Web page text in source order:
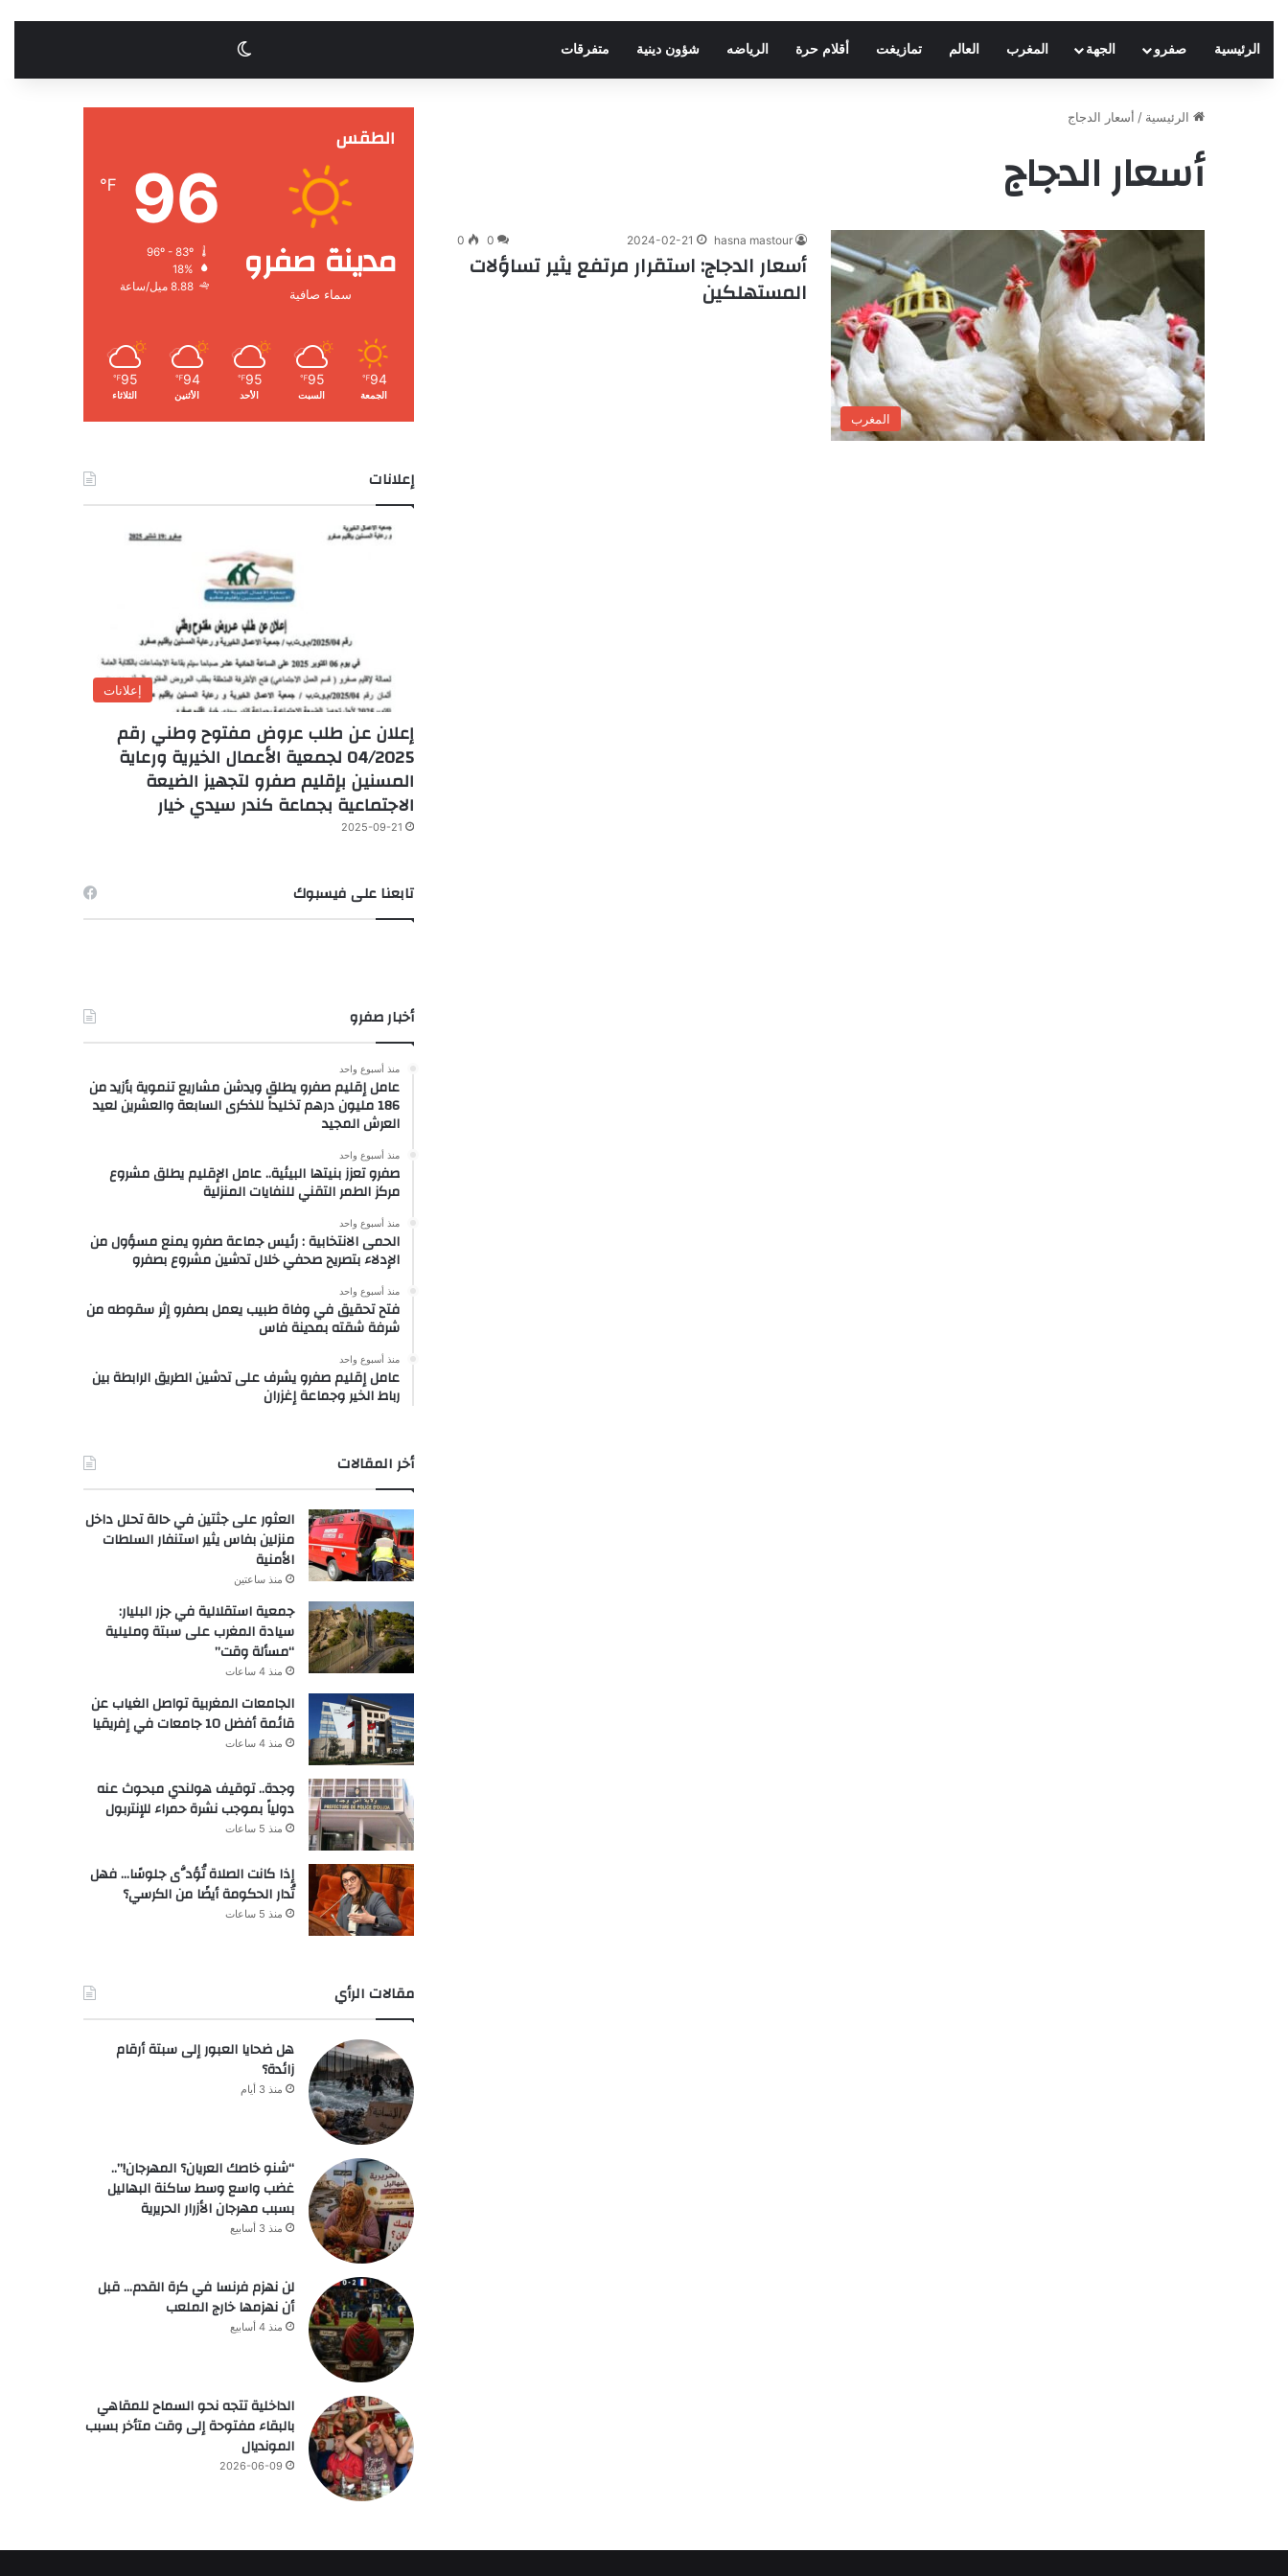
الرئيسية صفرو الجهة المغرب العالم تمازيغت أقلام حرة الرياضه شؤون دينية متفرقات الوضع المظلم
الرئيسية / أسعار الدجاج
أسعار الدجاج
المغرب
hasna mastour
2024-02-21
0
0
أسعار الدجاج: استقرار مرتفع يثير تساؤلات
المستهلكين
الطقس
مدينة صفرو
سماء صافية
96
℉
18%
8.88 ميل/ساعة
94
℉
الجمعة
95
℉
السبت
95
℉
الأحد
94
℉
الأثنين
95
℉
الثلاثاء
إعلانات
إعلانات
إعلان عن طلب عروض مفتوح وطني رقم
04/2025 لجمعية الأعمال الخيرية ورعاية
المسنين بإقليم صفرو لتجهيز الضيعة
الاجتماعية بجماعة كندر سيدي خيار
2025-09-21
تابعنا على فيسبوك
أخبار صفرو
منذ أسبوع واحد
عامل إقليم صفرو يطلق ويدشن مشاريع تنموية بأزيد من
186 مليون درهم تخليداً للذكرى السابعة والعشرين لعيد
العرش المجيد
منذ أسبوع واحد
صفرو تعزز بنيتها البيئية.. عامل الإقليم يطلق مشروع
مركز الطمر التقني للنفايات المنزلية
منذ أسبوع واحد
الحمى الانتخابية : رئيس جماعة صفرو يمنع مسؤول من
الإدلاء بتصريح صحفي خلال تدشين مشروع بصفرو
منذ أسبوع واحد
فتح تحقيق في وفاة طبيب يعمل بصفرو إثر سقوطه من
شرفة شقته بمدينة فاس
منذ أسبوع واحد
عامل إقليم صفرو يشرف على تدشين الطريق الرابطة بين
رباط الخير وجماعة إغزران
أخر المقالات
العثور على جثتين في حالة تحلل داخل
منزلين بفاس يثير استنفار السلطات
الأمنية
منذ ساعتين
جمعية استقلالية في جزر البليار:
سيادة المغرب على سبتة ومليلية
“مسألة وقت”
منذ 4 ساعات
الجامعات المغربية تواصل الغياب عن
قائمة أفضل 10 جامعات في إفريقيا
منذ 4 ساعات
وجدة.. توقيف هولندي مبحوث عنه
دولياً بموجب نشرة حمراء للإنتربول
منذ 5 ساعات
إذا كانت الصلاة تُؤدَّى جلوسًا… فهل
تُدار الحكومة أيضًا من الكرسي؟
منذ 5 ساعات
مقالات الرأي
هل ضحايا العبور إلى سبتة أرقام
زائدة؟
منذ 3 أيام
“شنو خاصك العريان؟ المهرجان!”..
غضب واسع وسط ساكنة البهاليل
بسبب مهرجان الأزرار الحريرية
منذ 3 أسابيع
لن نهزم فرنسا في كرة القدم… قبل
أن نهزمها خارج الملعب
منذ 4 أسابيع
الداخلية تتجه نحو السماح للمقاهي
بالبقاء مفتوحة إلى وقت متأخر بسبب
المونديال
2026-06-09